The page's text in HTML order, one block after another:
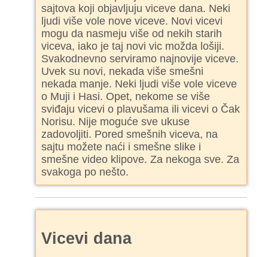
sajtova koji objavljuju viceve dana. Neki
ljudi više vole nove viceve. Novi vicevi
mogu da nasmeju više od nekih starih
viceva, iako je taj novi vic možda lošiji.
Svakodnevno serviramo najnovije viceve.
Uvek su novi, nekada više smešni
nekada manje. Neki ljudi više vole viceve
o Muji i Hasi. Opet, nekome se više
sviđaju vicevi o plavušama ili vicevi o Čak
Norisu. Nije moguće sve ukuse
zadovoljiti. Pored smešnih viceva, na
sajtu možete naći i smešne slike i
smešne video klipove. Za nekoga sve. Za
svakoga po nešto.
Vicevi dana